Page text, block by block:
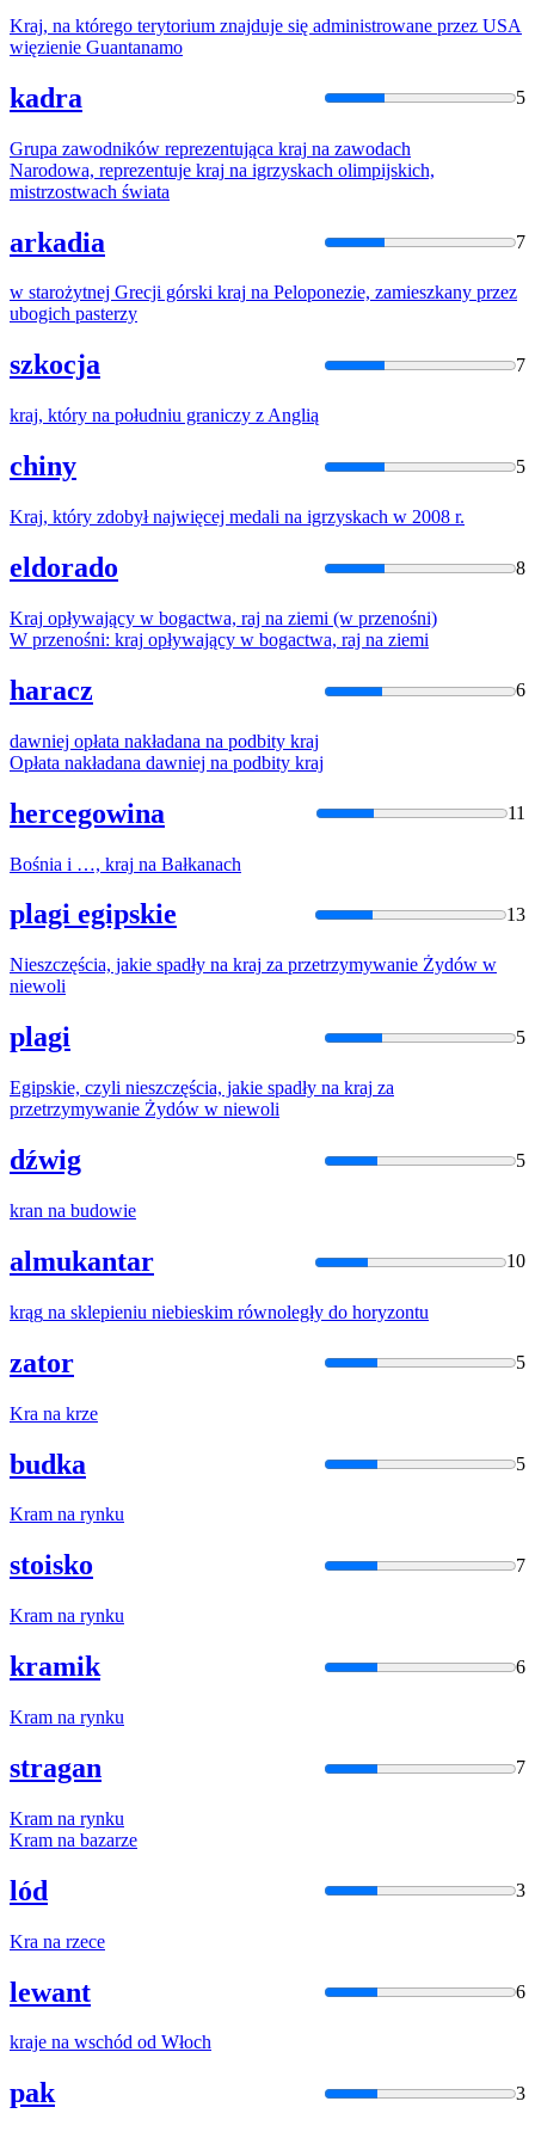
Kraj, na którego terytorium znajduje się administrowane przez USA
więzienie Guantanamo
kadra 5
Grupa zawodników reprezentująca kraj na zawodach
Narodowa, reprezentuje kraj na igrzyskach olimpijskich,
mistrzostwach świata
arkadia 7
w starożytnej Grecji górski kraj na Peloponezie, zamieszkany przez
ubogich pasterzy
szkocja 7
kraj, który na południu graniczy z Anglią
chiny 5
Kraj, który zdobył najwięcej medali na igrzyskach w 2008 r.
eldorado 8
Kraj opływający w bogactwa, raj na ziemi (w przenośni)
W przenośni: kraj opływający w bogactwa, raj na ziemi
haracz 6
dawniej opłata nakładana na podbity kraj
Opłata nakładana dawniej na podbity kraj
hercegowina 11
Bośnia i …, kraj na Bałkanach
plagi egipskie 13
Nieszczęścia, jakie spadły na kraj za przetrzymywanie Żydów w
niewoli
plagi 5
Egipskie, czyli nieszczęścia, jakie spadły na kraj za
przetrzymywanie Żydów w niewoli
dźwig 5
kran na budowie
almukantar 10
krąg na sklepieniu niebieskim równoległy do horyzontu
zator 5
Kra na krze
budka 5
Kram na rynku
stoisko 7
Kram na rynku
kramik 6
Kram na rynku
stragan 7
Kram na rynku
Kram na bazarze
lód 3
Kra na rzece
lewant 6
kraje na wschód od Włoch
pak 3